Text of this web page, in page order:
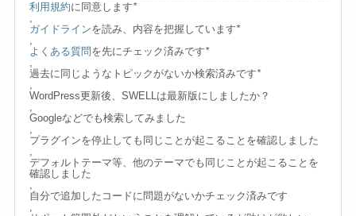
利用規約に同意します*
,
ガイドラインを読み、内容を把握しています*
,
よくある質問 を先にチェック済みです*
,
過去に同じようなトピックがないか検索済みです*
,
WordPress更新後、SWELLは最新版にしましたか？
,
Googleなどでも検索してみました
,
プラグインを停止しても同じことが起こることを確認しました
,
デフォルトテーマ等、他のテーマでも同じことが起こることを
確認しました
,
自分で追加したコードに問題がないかチェック済みです
,